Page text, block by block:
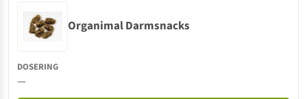
Organimal Darmsnacks
—